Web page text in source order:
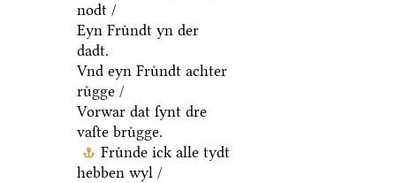
nodt /
Eyn Fruͤndt yn der
dadt.
Vnd eyn Fruͤndt achter
ruͤgge /
Vorwar dat ſynt dre
vaſte bruͤgge.
Fruͤnde ick alle tydt
hebben wyl /